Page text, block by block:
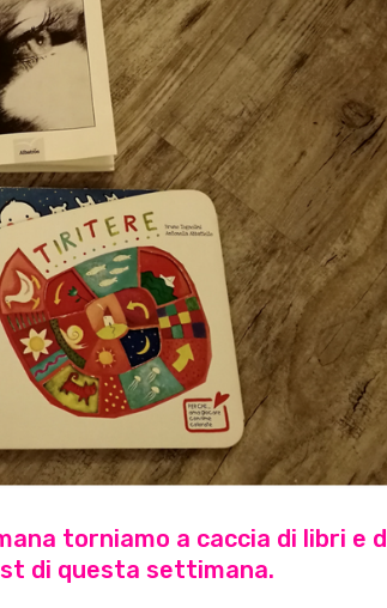
torniamo a caccia di libri e
di questa settimana.